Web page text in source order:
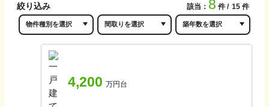
絞り込み 該当： 8 件 15 件
4,200 万円台